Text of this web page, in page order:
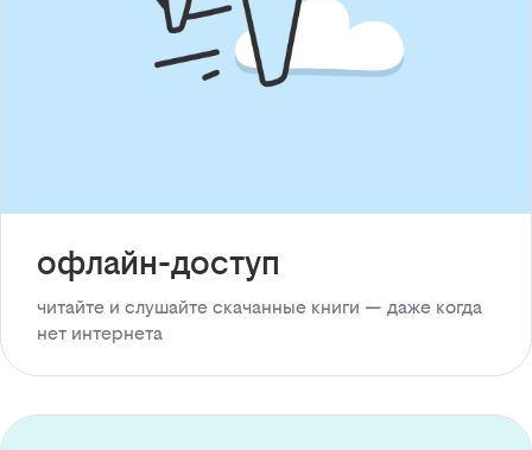
офлайн-доступ
читайте и слушайте скачанные книги — даже когда
нет интернета